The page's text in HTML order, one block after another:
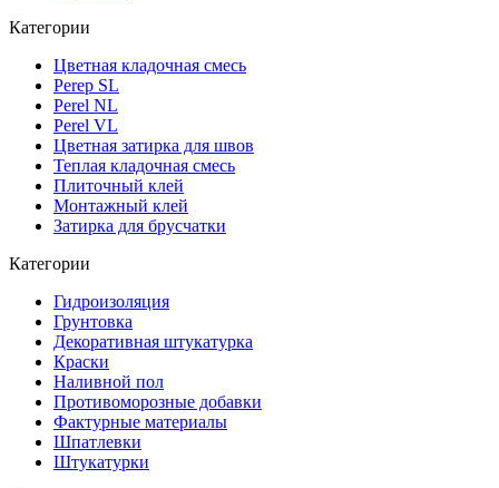
Категории
Цветная кладочная смесь
Perep SL
Perel NL
Perel VL
Цветная затирка для швов
Теплая кладочная смесь
Плиточный клей
Монтажный клей
Затирка для брусчатки
Категории
Гидроизоляция
Грунтовка
Декоративная штукатурка
Краски
Наливной пол
Противоморозные добавки
Фактурные материалы
Шпатлевки
Штукатурки